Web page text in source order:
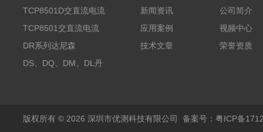
TCP8501D交直流电流
探头500A
TCP8501交直流电流
探头500A
DR系列达尼森
Danisense高精度电流
DS、DQ、DM、DL丹
新闻资讯
应用案例
技术文章
公司简介
视频中心
荣誉资质
版权所有 © 2026 深圳市优测科技有限公司 备案号：粤ICP备